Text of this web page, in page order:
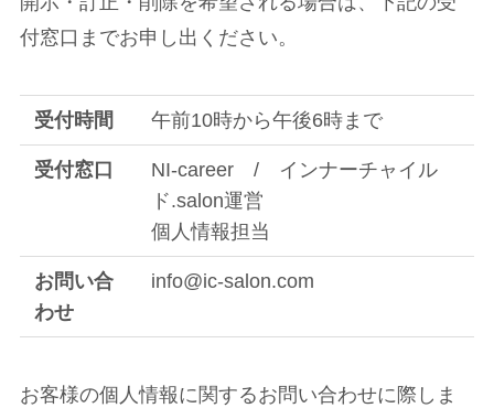
付窓口までお申し出ください。
受付時間 午前10時から午後6時まで
受付窓口
NI-career / インナーチャイル
ド.salon運営
個人情報担当
お問い合
わせ
info@ic-salon.com
お客様の個人情報に関するお問い合わせに際しま